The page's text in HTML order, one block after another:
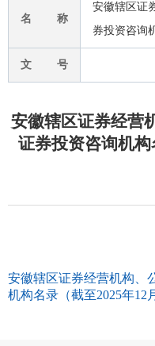
名 称
安徽辖区证
券投资咨询
文 号
安徽辖区证券经营
证券投资咨询机
安徽辖区证券经营机构、
机构名录（截至2025年12